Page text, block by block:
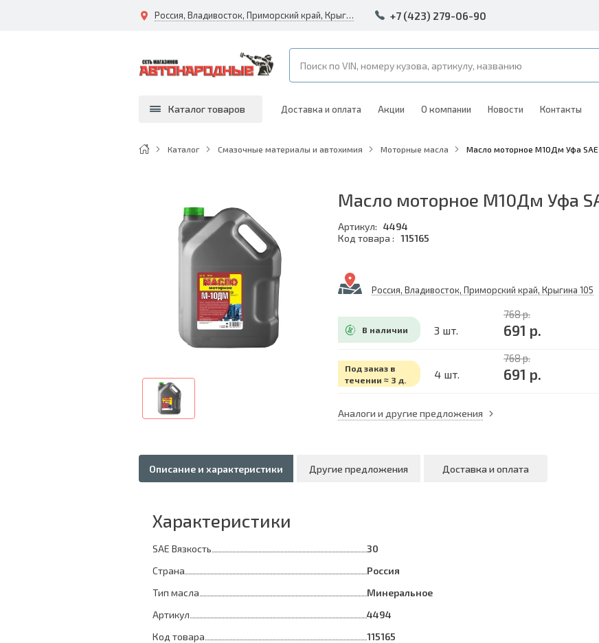
Россия, Владивосток, Приморский край, Крыгина 105 +7 (423) 279-06-90
Каталог товаров Доставка и оплата Акции О компании Новости Контакты
Каталог Смазочные материалы и автохимия Моторные масла Масло моторное М10Дм Уфа
Масло моторное М10Дм Уфа
Артикул: 4494
Код товара : 115165
Россия, Владивосток, Приморский край, Крыгина 105
В наличии 3 шт.
768 р.
691 р.
Под заказ в
течении ≈ 3 д.
4 шт.
768 р.
691 р.
Аналоги и другие предложения
Описание и характеристики Другие предложения Доставка и оплата
Характеристики
SAE Вязкость
30
Страна
Россия
Тип масла
Минеральное
Артикул
4494
Код товара
115165